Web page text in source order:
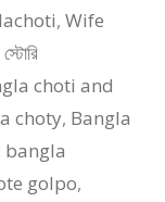
,Wife
choti and
choty, Bangla
bangla
golpo,